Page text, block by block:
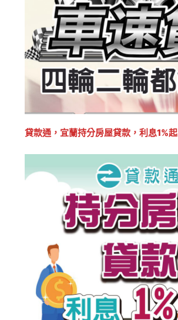
貸款通，宜蘭持分房屋貸款，利息1%起